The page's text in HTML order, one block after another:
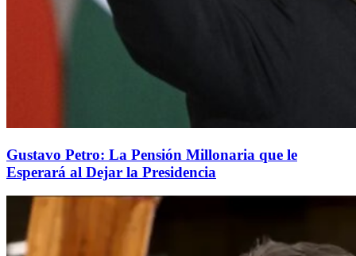
Gustavo Petro: La Pensión Millonaria que le
Esperará al Dejar la Presidencia